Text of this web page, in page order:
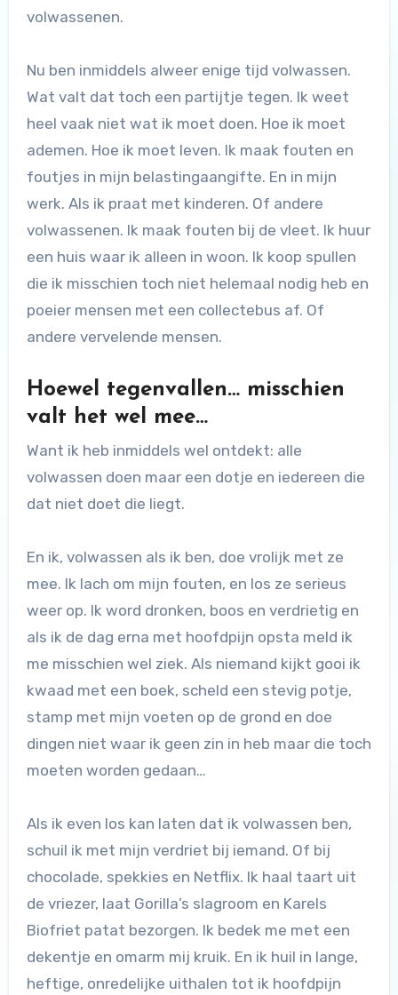
volwassenen.
Nu ben inmiddels alweer enige tijd volwassen.
Wat valt dat toch een partijtje tegen. Ik weet
heel vaak niet wat ik moet doen. Hoe ik moet
ademen. Hoe ik moet leven. Ik maak fouten en
foutjes in mijn belastingaangifte. En in mijn
werk. Als ik praat met kinderen. Of andere
volwassenen. Ik maak fouten bij de vleet. Ik huur
een huis waar ik alleen in woon. Ik koop spullen
die ik misschien toch niet helemaal nodig heb en
poeier mensen met een collectebus af. Of
andere vervelende mensen.
Hoewel tegenvallen… misschien
valt het wel mee…
Want ik heb inmiddels wel ontdekt: alle
volwassen doen maar een dotje en iedereen die
dat niet doet die liegt.
En ik, volwassen als ik ben, doe vrolijk met ze
mee. Ik lach om mijn fouten, en los ze serieus
weer op. Ik word dronken, boos en verdrietig en
als ik de dag erna met hoofdpijn opsta meld ik
me misschien wel ziek. Als niemand kijkt gooi ik
kwaad met een boek, scheld een stevig potje,
stamp met mijn voeten op de grond en doe
dingen niet waar ik geen zin in heb maar die toch
moeten worden gedaan…
Als ik even los kan laten dat ik volwassen ben,
schuil ik met mijn verdriet bij iemand. Of bij
chocolade, spekkies en Netflix. Ik haal taart uit
de vriezer, laat Gorilla’s slagroom en Karels
Biofriet patat bezorgen. Ik bedek me met een
dekentje en omarm mij kruik. En ik huil in lange,
heftige, onredelijke uithalen tot ik hoofdpijn